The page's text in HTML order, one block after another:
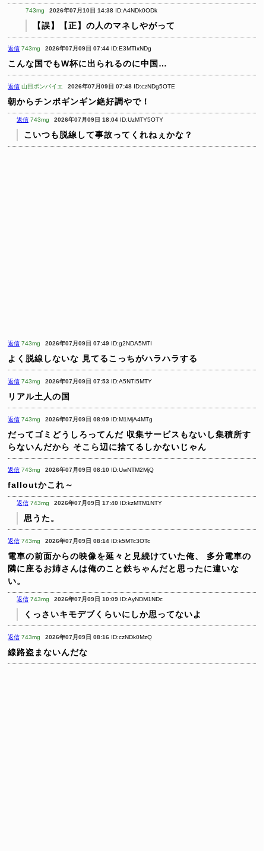
743mg 2026年07月10日 14:38 ID:A4NDk0ODk
【誤】【正】の人のマネしやがって
返信 743mg 2026年07月09日 07:44 ID:E3MTIxNDg
こんな国でもW杯に出られるのに中国…
返信 山田ボンバイエ 2026年07月09日 07:48 ID:czNDg5OTE
朝からチンポギンギン絶好調やで！
返信 743mg 2026年07月09日 18:04 ID:UzMTY5OTY
こいつも脱線して事故ってくれねぇかな？
返信 743mg 2026年07月09日 07:49 ID:g2NDA5MTI
よく脱線しないな 見てるこっちがハラハラする
返信 743mg 2026年07月09日 07:53 ID:A5NTI5MTY
リアル土人の国
返信 743mg 2026年07月09日 08:09 ID:M1MjA4MTg
だってゴミどうしろってんだ 収集サービスもないし集積所す
らないんだから そこら辺に捨てるしかないじゃん
返信 743mg 2026年07月09日 08:10 ID:UwNTM2MjQ
falloutかこれ～
返信 743mg 2026年07月09日 17:40 ID:kzMTM1NTY
思うた。
返信 743mg 2026年07月09日 08:14 ID:k5MTc3OTc
電車の前面からの映像を延々と見続けていた俺、
多分電車の
隣に座るお姉さんは俺のこと鉄ちゃんだと思ったに違いな
い。
返信 743mg 2026年07月09日 10:09 ID:AyNDM1NDc
くっさいキモデブくらいにしか思ってないよ
返信 743mg 2026年07月09日 08:16 ID:czNDk0MzQ
線路盗まないんだな